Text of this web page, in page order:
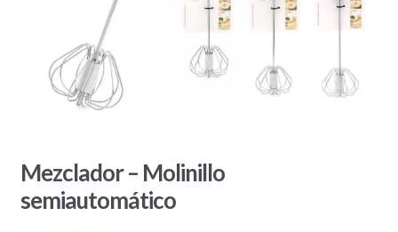
Mezclador – Molinillo
semiautomático